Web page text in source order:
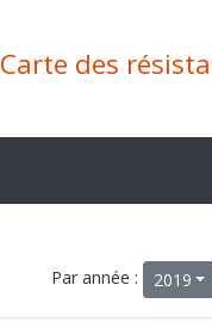
Carte des
Par année : 2019